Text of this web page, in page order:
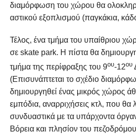
διαμόρφωση του χώρου θα
αστικού εξοπλισμού (παγκάκια,
Τέλος, ένα τμήμα του υπαίθριου
σε skate park. Η πίστα θα
τμήμα της περίφραξης του 9ου-12ου
(Επισυνάπτεται το σχέδιο
δημιουργηθεί ένας μικρός χώρος
εμπόδια, αναρριχήσεις κτλ, που θα
συνδυαστικά με τα υπάρχοντα
Βόρεια και πλησίον του